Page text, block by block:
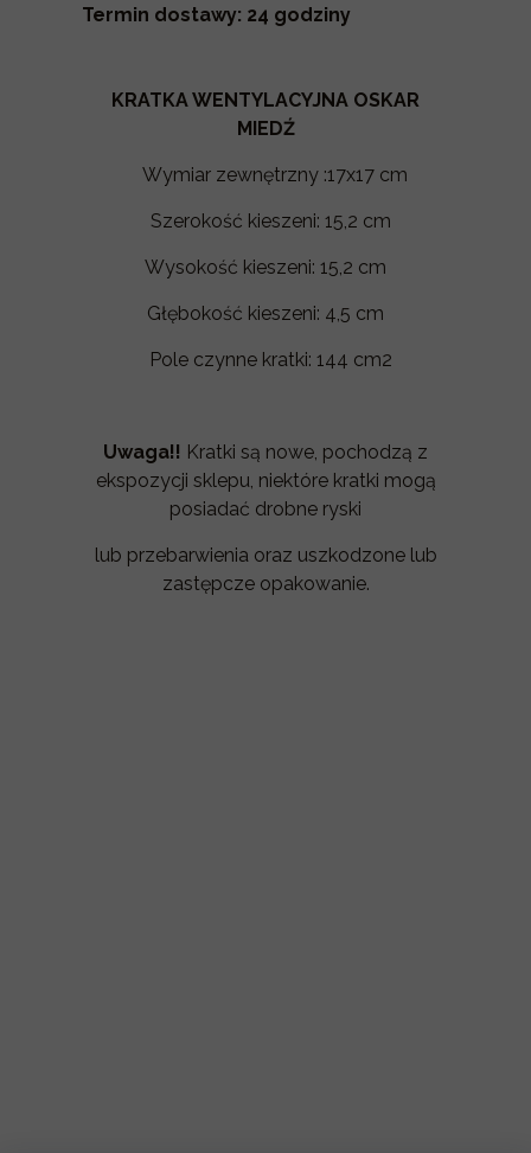
Termin dostawy: 24 godziny
KRATKA WENTYLACYJNA OSKAR
MIEDŹ
Wymiar zewnętrzny :17x17 cm
Szerokość kieszeni: 15,2 cm
Wysokość kieszeni: 15,2 cm
Głębokość kieszeni: 4,5 cm
Pole czynne kratki: 144 cm2
Uwaga!! Kratki są nowe, pochodzą z
ekspozycji sklepu, niektóre kratki mogą
posiadać drobne ryski
lub przebarwienia oraz uszkodzone lub
zastępcze opakowanie.